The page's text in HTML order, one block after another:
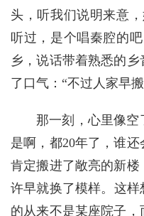
头，听我们说明来意
听过，是个唱秦腔的
乡，说话带着熟悉的
了口气：“不过人家早
那一刻，心里像空
是啊，都20年了，谁
肯定搬进了敞亮的新
许早就换了模样。这
的从来不是某座院子